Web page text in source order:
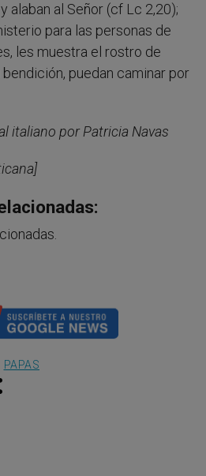
alaban al Señor (cf Lc 2,20);
para las personas de
les muestra el rostro de
bendición, puedan caminar por
italiano por Patricia Navas
PAPAS